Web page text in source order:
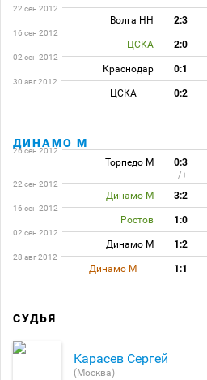
22 сен 2012
Волга НН 2:3
16 сен 2012
ЦСКА 2:0
02 сен 2012
Краснодар 0:1
30 авг 2012
ЦСКА 0:2
ДИНАМО М
26 сен 2012
Торпедо М 0:3
-/+
22 сен 2012
Динамо М 3:2
16 сен 2012
Ростов 1:0
02 сен 2012
Динамо М 1:2
28 авг 2012
Динамо М 1:1
СУДЬЯ
Карасев Сергей
(Москва)